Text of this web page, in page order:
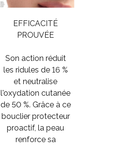
EFFICACITÉ
PROUVÉE
Son action réduit
les ridules de 16 %
et neutralise
l'oxydation cutanée
de 50 %. Grâce à ce
bouclier protecteur
proactif, la peau
renforce sa